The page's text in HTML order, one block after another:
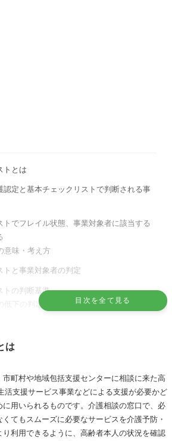
目次を全て見る
トとは
認定と基本チェックリストで判断される事
トでフレイル状態、事業対象者に該当する
意味・考え方
トと事業対象者の判定
トの判断基準
低下の判定基準
下の判定基準
低下の判定基準
能性の判定基準
トでフレイルに相当するカットオフ値
は
町村や地域包括支援センターに相談に来た高
活支援サービス事業などによる支援が必要かど
に用いられるものです。介護相談の窓口で、必
てもスムーズに必要なサービスを介護予防・
利用できるように、高齢者本人の状況を確認